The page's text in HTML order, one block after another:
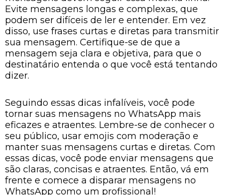
Evite mensagens longas e complexas, que
podem ser difíceis de ler e entender. Em vez
disso, use frases curtas e diretas para transmitir
sua mensagem. Certifique-se de que a
mensagem seja clara e objetiva, para que o
destinatário entenda o que você está tentando
dizer.
Seguindo essas dicas infalíveis, você pode
tornar suas mensagens no WhatsApp mais
eficazes e atraentes. Lembre-se de conhecer o
seu público, usar emojis com moderação e
manter suas mensagens curtas e diretas. Com
essas dicas, você pode enviar mensagens que
são claras, concisas e atraentes. Então, vá em
frente e comece a disparar mensagens no
WhatsApp como um profissional!